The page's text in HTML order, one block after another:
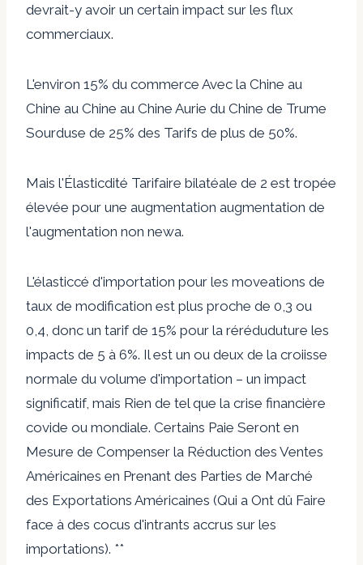
devrait-y avoir un certain impact sur les flux
commerciaux.
L'environ 15% du commerce Avec la Chine au
Chine au Chine au Chine Aurie du Chine de Trume
Sourduse de 25% des Tarifs de plus de 50%.
Mais l'Élasticdité Tarifaire bilatéale de 2 est tropée
élevée pour une augmentation augmentation de
l'augmentation non newa.
L'élasticcé d'importation pour les moveations de
taux de modification est plus proche de 0,3 ou
0,4, donc un tarif de 15% pour la réréduduture les
impacts de 5 à 6%. Il est un ou deux de la croiisse
normale du volume d'importation – un impact
significatif, mais Rien de tel que la crise financière
covide ou mondiale. Certains Paie Seront en
Mesure de Compenser la Réduction des Ventes
Américaines en Prenant des Parties de Marché
des Exportations Américaines (Qui a Ont dû Faire
face à des cocus d'intrants accrus sur les
importations). **